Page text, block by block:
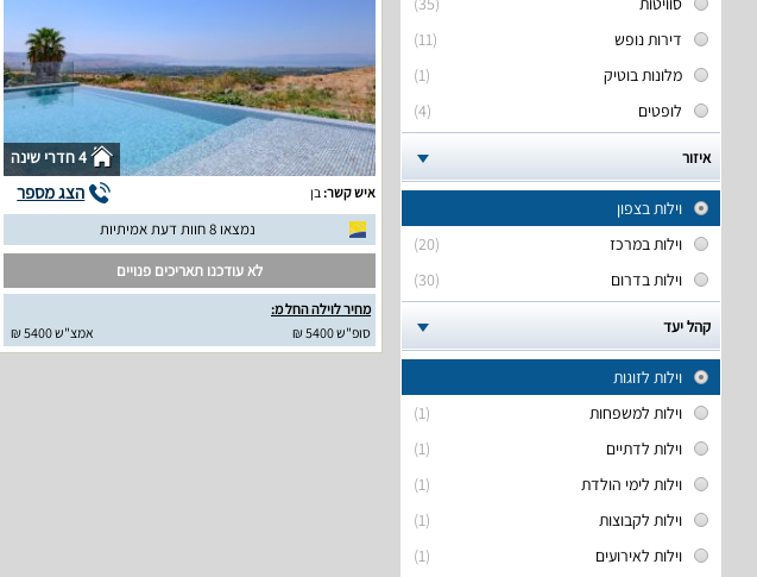
(11)
דירות נופש
(1)
מלונות בוטיק
(4)
לופטים
איזור
וילות בצפון
(20)
וילות במרכז
(30)
וילות בדרום
קהל יעד
וילות לזוגות
(1)
וילות למשפחות
(1)
וילות לדתיים
(1)
וילות לימי הולדת
(1)
וילות לקבוצות
(1)
וילות לאירועים
4 חדרי שינה
איש קשר:בן הצג מספר
נמצאו 8 חוות דעת אמיתיות
לא עודכנו תאריכים פנויים
מחיר לוילה החל מ:
סופ"ש 5400 ₪
אמצ"ש 5400 ₪